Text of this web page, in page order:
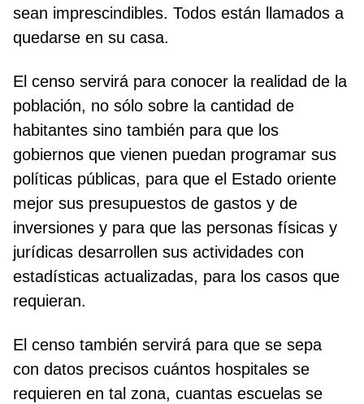
sean imprescindibles. Todos están llamados a
quedarse en su casa.
El censo servirá para conocer la realidad de la
población, no sólo sobre la cantidad de
habitantes sino también para que los
gobiernos que vienen puedan programar sus
políticas públicas, para que el Estado oriente
mejor sus presupuestos de gastos y de
inversiones y para que las personas físicas y
jurídicas desarrollen sus actividades con
estadísticas actualizadas, para los casos que
requieran.
El censo también servirá para que se sepa
con datos precisos cuántos hospitales se
requieren en tal zona, cuantas escuelas se